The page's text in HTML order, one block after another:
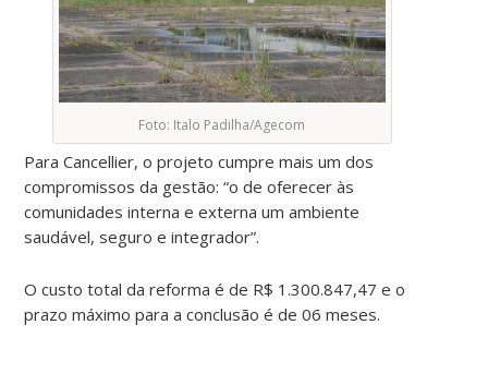
Foto: Italo Padilha/Agecom
Para Cancellier, o projeto cumpre mais um dos
compromissos da gestão: “o de oferecer às
comunidades interna e externa um ambiente
saudável, seguro e integrador”.
O custo total da reforma é de R$ 1.300.847,47 e o
prazo máximo para a conclusão é de 06 meses.